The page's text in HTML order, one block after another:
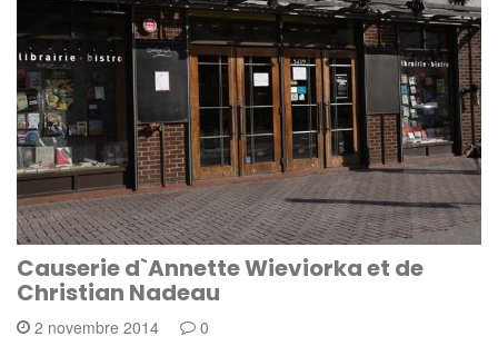
Causerie d`Annette Wieviorka et de
Christian Nadeau
2 novembre 2014 0